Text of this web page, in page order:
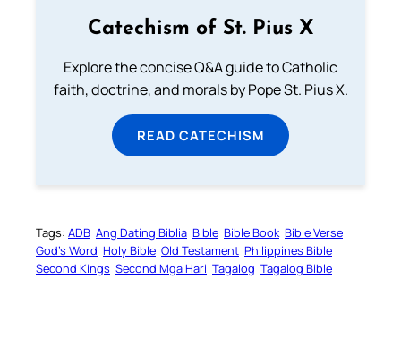
Catechism of St. Pius X
Explore the concise Q&A guide to Catholic
faith, doctrine, and morals by Pope St. Pius X.
READ CATECHISM
Tags: ADB Ang Dating Biblia Bible Bible Book Bible Verse
God’s Word Holy Bible Old Testament Philippines Bible
Second Kings Second Mga Hari Tagalog Tagalog Bible